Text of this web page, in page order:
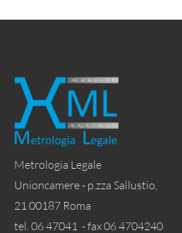
Metrologia Legale
Unioncamere - p.zza Sallustio,
21 00187 Roma
tel. 06 47041 - fax 06 4704240